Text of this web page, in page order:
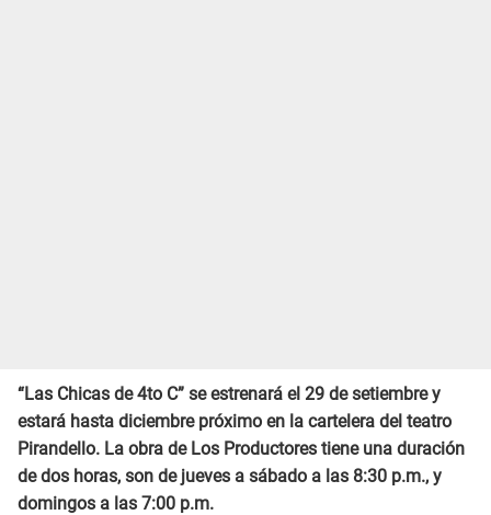
“Las Chicas de 4to C” se estrenará el 29 de setiembre y
estará hasta diciembre próximo en la cartelera del teatro
Pirandello. La obra de Los Productores tiene una duración
de dos horas, son de jueves a sábado a las 8:30 p.m., y
domingos a las 7:00 p.m.